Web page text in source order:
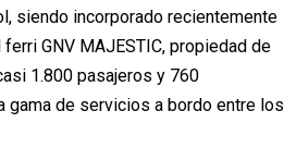
siendo incorporado recientemente
GNV MAJESTIC, propiedad de
1.800 pasajeros y 760
gama de servicios a bordo entre los